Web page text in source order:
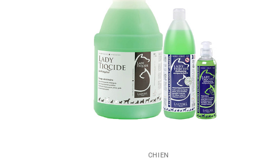
CHIEN